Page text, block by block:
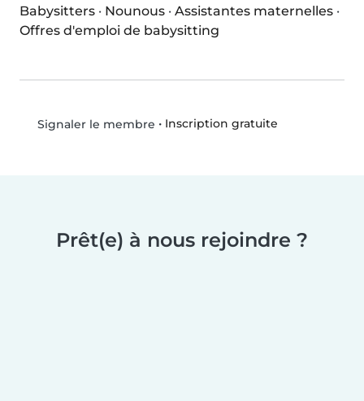
Babysitters · Nounous · Assistantes maternelles ·
Offres d'emploi de babysitting
Signaler le membre • Inscription gratuite
Prêt(e) à nous rejoindre ?